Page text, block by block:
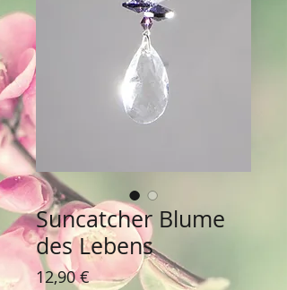
Suncatcher Blume
des Lebens
12,90 €Preis